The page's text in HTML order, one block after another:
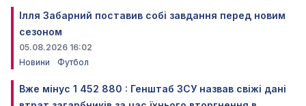
Ілля Забарний поставив собі завдання перед новим
сезоном
05.08.2026 16:02
Новини
Футбол
Вже мінус 1 452 880 : Генштаб ЗСУ назвав свіжі дані